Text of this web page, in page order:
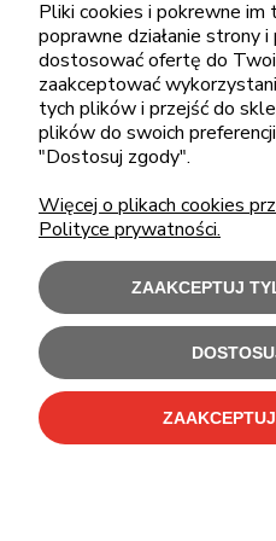
pon.-
MOJE
Użytkowanie sklepu oznacza zgodę
Pliki cookies i pokrewne im
poprawne działanie strony i
dostosować ofertę do
zaakceptować
tych plików i przejść do
plików do swoich
"Dostosuj zgody".
Więcej o plikach cookies
Polityce prywatności.
ZAAKCEPTUJ